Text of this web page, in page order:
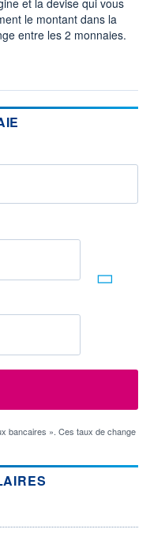
de change entre les 2 monnaies.
bancaires ». Ces taux de change